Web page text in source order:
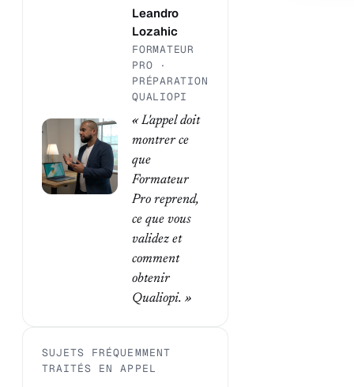
Leandro
Lozahic
FORMATEUR
PRO ·
PRÉPARATION
QUALIOPI
« L'appel doit
montrer ce
que
Formateur
Pro reprend,
ce que vous
validez et
comment
obtenir
Qualiopi. »
SUJETS FRÉQUEMMENT
TRAITÉS EN APPEL